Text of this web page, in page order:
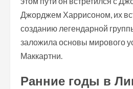
Джорджем Харрисоном, их
созданию легендарной
заложила основы мирового
Маккартни.
Ранние годы в